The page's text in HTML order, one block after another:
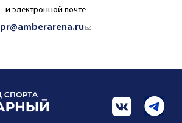
и электронной почте
pr@amberarena.ru(link sends e-mail)